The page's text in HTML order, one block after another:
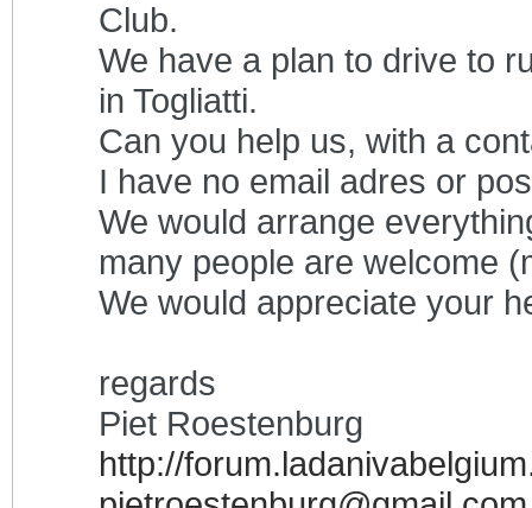
Club.
We have a plan to drive to
in Togliatti.
Can you help us, with a
I have no email adres or
We would arrange
many people are welcome
We would appreciate your
regards
Piet Roestenburg
http://